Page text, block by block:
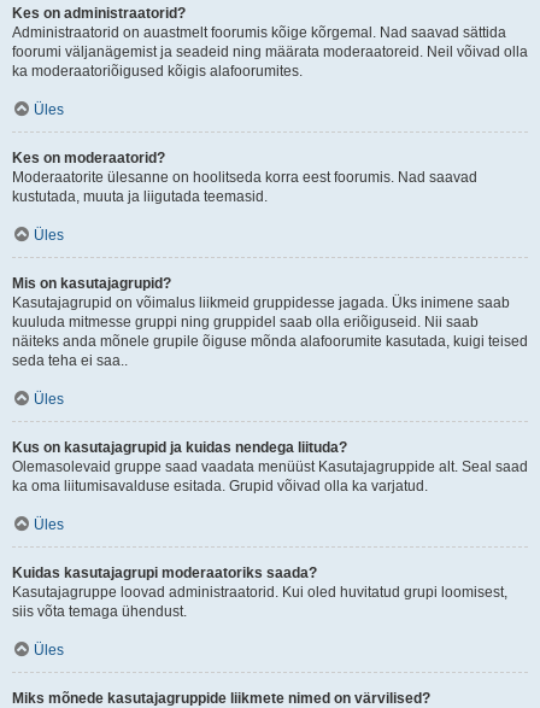
Kes on administraatorid?
Administraatorid on auastmelt foorumis kõige kõrgemal. Nad saavad sättida
foorumi väljanägemist ja seadeid ning määrata moderaatoreid. Neil võivad olla
ka moderaatoriõigused kõigis alafoorumites.
Üles
Kes on moderaatorid?
Moderaatorite ülesanne on hoolitseda korra eest foorumis. Nad saavad
kustutada, muuta ja liigutada teemasid.
Üles
Mis on kasutajagrupid?
Kasutajagrupid on võimalus liikmeid gruppidesse jagada. Üks inimene saab
kuuluda mitmesse gruppi ning gruppidel saab olla eriõiguseid. Nii saab
näiteks anda mõnele grupile õiguse mõnda alafoorumite kasutada, kuigi teised
seda teha ei saa..
Üles
Kus on kasutajagrupid ja kuidas nendega liituda?
Olemasolevaid gruppe saad vaadata menüüst Kasutajagruppide alt. Seal saad
ka oma liitumisavalduse esitada. Grupid võivad olla ka varjatud.
Üles
Kuidas kasutajagrupi moderaatoriks saada?
Kasutajagruppe loovad administraatorid. Kui oled huvitatud grupi loomisest,
siis võta temaga ühendust.
Üles
Miks mõnede kasutajagruppide liikmete nimed on värvilised?